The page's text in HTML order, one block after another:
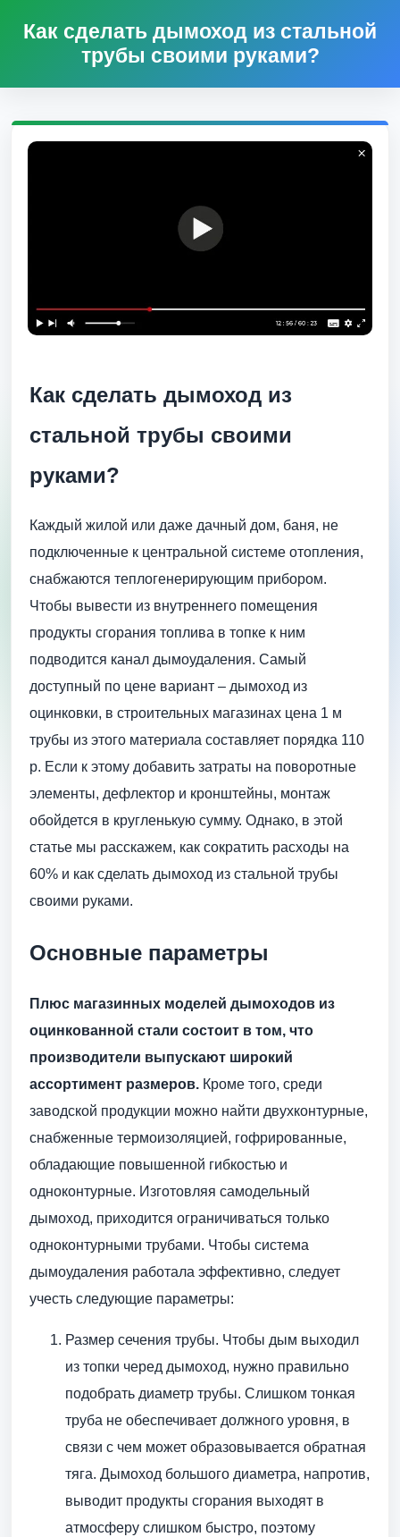
Как сделать дымоход из стальной
трубы своими руками?
Как сделать дымоход из
стальной трубы своими
руками?
Каждый жилой или даже дачный дом, баня, не
подключенные к центральной системе отопления,
снабжаются теплогенерирующим прибором.
Чтобы вывести из внутреннего помещения
продукты сгорания топлива в топке к ним
подводится канал дымоудаления. Самый
доступный по цене вариант – дымоход из
оцинковки, в строительных магазинах цена 1 м
трубы из этого материала составляет порядка 110
р. Если к этому добавить затраты на поворотные
элементы, дефлектор и кронштейны, монтаж
обойдется в кругленькую сумму. Однако, в этой
статье мы расскажем, как сократить расходы на
60% и как сделать дымоход из стальной трубы
своими руками.
Основные параметры
Плюс магазинных моделей дымоходов из
оцинкованной стали состоит в том, что
производители выпускают широкий
ассортимент размеров. Кроме того, среди
заводской продукции можно найти двухконтурные,
снабженные термоизоляцией, гофрированные,
обладающие повышенной гибкостью и
одноконтурные. Изготовляя самодельный
дымоход, приходится ограничиваться только
одноконтурными трубами. Чтобы система
дымоудаления работала эффективно, следует
учесть следующие параметры:
Размер сечения трубы. Чтобы дым выходил
из топки черед дымоход, нужно правильно
подобрать диаметр трубы. Слишком тонкая
труба не обеспечивает должного уровня, в
связи с чем может образовывается обратная
тяга. Дымоход большого диаметра, напротив,
выводит продукты сгорания выходят в
атмосферу слишком быстро, поэтому